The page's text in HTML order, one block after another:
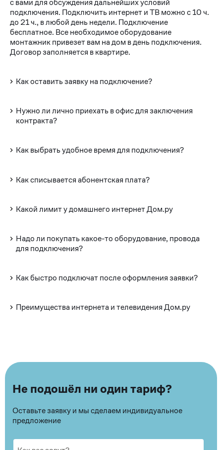
с вами для обсуждения дальнейших условий
подключения. Подключить интернет и ТВ можно с 10 ч.
до 21 ч., в любой день недели. Подключение
бесплатное. Все необходимое оборудование
монтажник привезет вам на дом в день подключения.
Договор заполняется в квартире.
Как оставить заявку на подключение?
Нужно ли лично приехать в офис для заключения
контракта?
Как выбрать удобное время для подключения?
Как списывается абонентская плата?
Какой лимит у домашнего интернет Дом.ру
Надо ли покупать какое-то оборудование, провода
для подключения?
Как быстро подключат после оформления заявки?
Преимущества интернета и телевидения Дом.ру
Не подошёл ни один тариф?
Оставьте заявку и мы сделаем индивидуальное
предложение